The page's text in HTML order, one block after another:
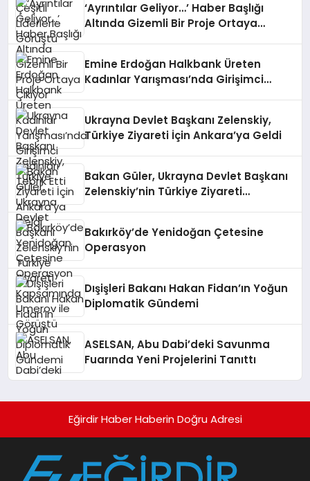
‘Ayrıntılar Geliyor…’ Haber Başlığı
Altında Gizemli Bir Proje Ortaya
Emine Erdoğan Halkbank Üreten
Kadınlar Yarışması’nda Girişimci
Ukrayna Devlet Başkanı Zelenskiy,
Türkiye Ziyareti İçin Ankara’ya Geldi
Bakan Güler, Ukrayna Devlet Başkanı
Zelenskiy’nin Türkiye Ziyareti
Bakırköy’de Yenidoğan Çetesine
Operasyon
Dışişleri Bakanı Hakan Fidan’ın Yoğun
Diplomatik Gündemi
ASELSAN, Abu Dabi’deki Savunma
Fuarında Yeni Projelerini Tanıttı
Eğirdir Haber Haberin Doğru Adresi